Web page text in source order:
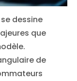
dessine
que
de